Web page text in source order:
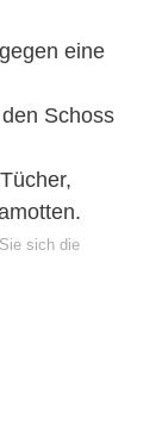
eine
Schoss
sich die